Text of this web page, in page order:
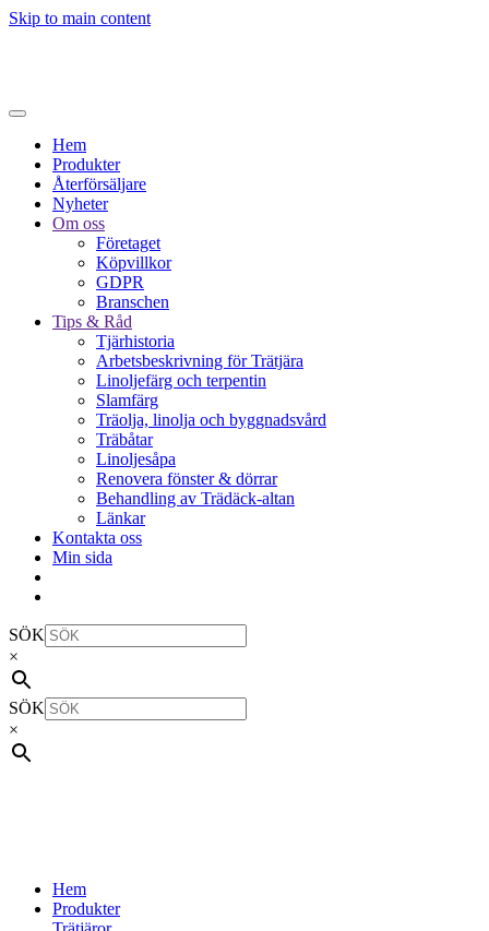
Skip to main content
Hem
Produkter
Återförsäljare
Nyheter
Om oss
Företaget
Köpvillkor
GDPR
Branschen
Tips & Råd
Tjärhistoria
Arbetsbeskrivning för Trätjära
Linoljefärg och terpentin
Slamfärg
Träolja, linolja och byggnadsvård
Träbåtar
Linoljesåpa
Renovera fönster & dörrar
Behandling av Trädäck-altan
Länkar
Kontakta oss
Min sida
SÖK
×
SÖK
×
Hem
Produkter